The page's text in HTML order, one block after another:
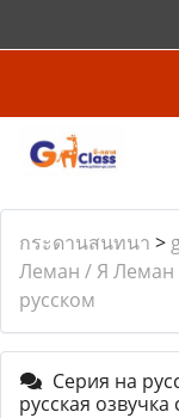
กระดานสนทนา >
Леман / Я Леман
русском
Серия на
русская